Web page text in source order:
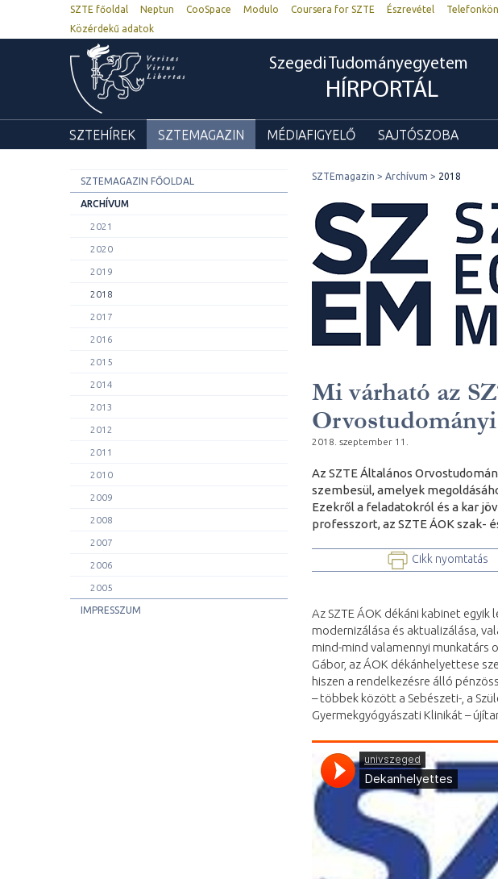
SZTE főoldal Neptun CooSpace Modulo Coursera for SZTE Észrevétel
Közérdekű adatok
Szegedi Tudományegyetem
HÍRPORTÁL
SZTEHÍREK SZTEMAGAZIN MÉDIAFIGYELŐ SAJTÓSZOBA
SZTEMAGAZIN FŐOLDAL
ARCHÍVUM
2021
2020
2019
2018
2017
2016
2015
2014
2013
2012
2011
2010
2009
2008
2007
2006
2005
IMPRESSZUM
SZTEmagazin Archívum 2018
Mi várható az
2018. szeptember 11.
Az SZTE Általános
szembesül, amelyek
Ezekről a feladatokról és a kar
professzort, az SZTE ÁOK szak-
Cikk nyomtatás
Az SZTE ÁOK dékáni kabinet
modernizálása és aktualizálása,
mind-mind valamennyi munkatárs
Gábor, az ÁOK dékánhelyettese
hiszen a rendelkezésre álló
– többek között a Sebészeti-, a
Gyermekgyógyászati Klinikát –